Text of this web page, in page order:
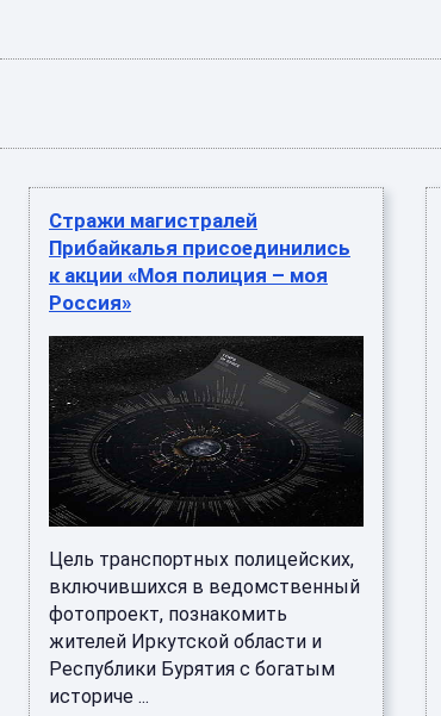
Стражи магистралей
Прибайкалья присоединились
к акции «Моя полиция – моя
Россия»
Цель транспортных полицейских,
включившихся в ведомственный
фотопроект, познакомить
жителей Иркутской области и
Республики Бурятия с богатым
историче ...